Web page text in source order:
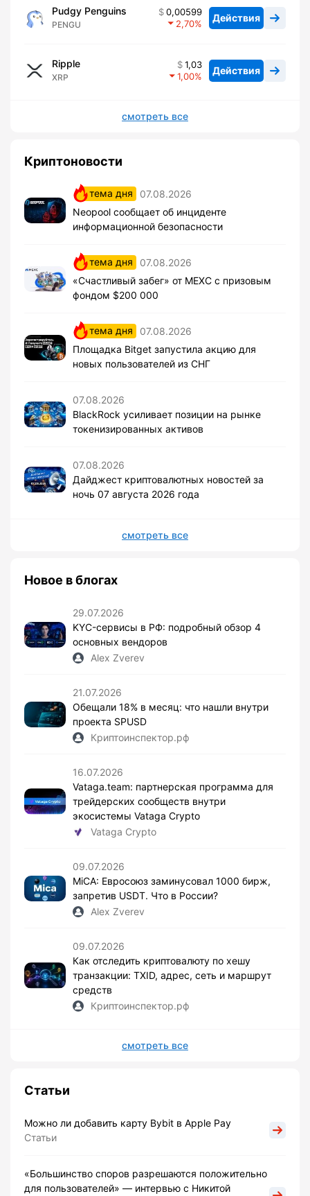
Pudgy Penguins
PENGU
0,00599
2,70
Действия
Ripple
XRP
1,03
1,00
Действия
смотреть все
Криптоновости
тема дня
07.08.2026
Neopool сообщает об инциденте
информационной безопасности
тема дня
07.08.2026
«Счастливый забег» от MEXC с призовым
фондом $200 000
тема дня
07.08.2026
Площадка Bitget запустила акцию для
новых пользователей из СНГ
07.08.2026
BlackRock усиливает позиции на рынке
токенизированных активов
07.08.2026
Дайджест криптовалютных новостей за
ночь 07 августа 2026 года
смотреть все
Новое в блогах
29.07.2026
KYC-сервисы в РФ: подробный обзор 4
основных вендоров
Alex Zverev
21.07.2026
Обещали 18% в месяц: что нашли внутри
проекта SPUSD
Криптоинспектор.рф
16.07.2026
Vataga.team: партнерская программа для
трейдерских сообществ внутри
экосистемы Vataga Crypto
Vataga Crypto
09.07.2026
MiCA: Евросоюз заминусовал 1000 бирж,
запретив USDT. Что в России?
Alex Zverev
09.07.2026
Как отследить криптовалюту по хешу
транзакции: TXID, адрес, сеть и маршрут
средств
Криптоинспектор.рф
смотреть все
Статьи
Можно ли добавить карту Bybit в Apple Pay
Статьи
«Большинство споров разрешаются положительно
для пользователей» — интервью с Никитой